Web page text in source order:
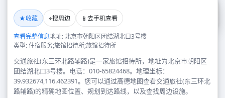
★收藏 ⌖搜周边 📱 去手机查看
查看完整信息地址: 北京市朝阳区团结湖北口3号楼
类型: 住宿服务;旅馆招待所;旅馆招待所
交通旅社(东三环北路辅路)是一家旅馆招待所，地址为北京市朝阳区
团结湖北口3号楼。电话：010-65824468。地理坐标：
39.932674,116.462391。您可以通过高德地图查看交通旅社(东三环北
路辅路)的精确地图位置、规划到达路线，以及查找周边设施。